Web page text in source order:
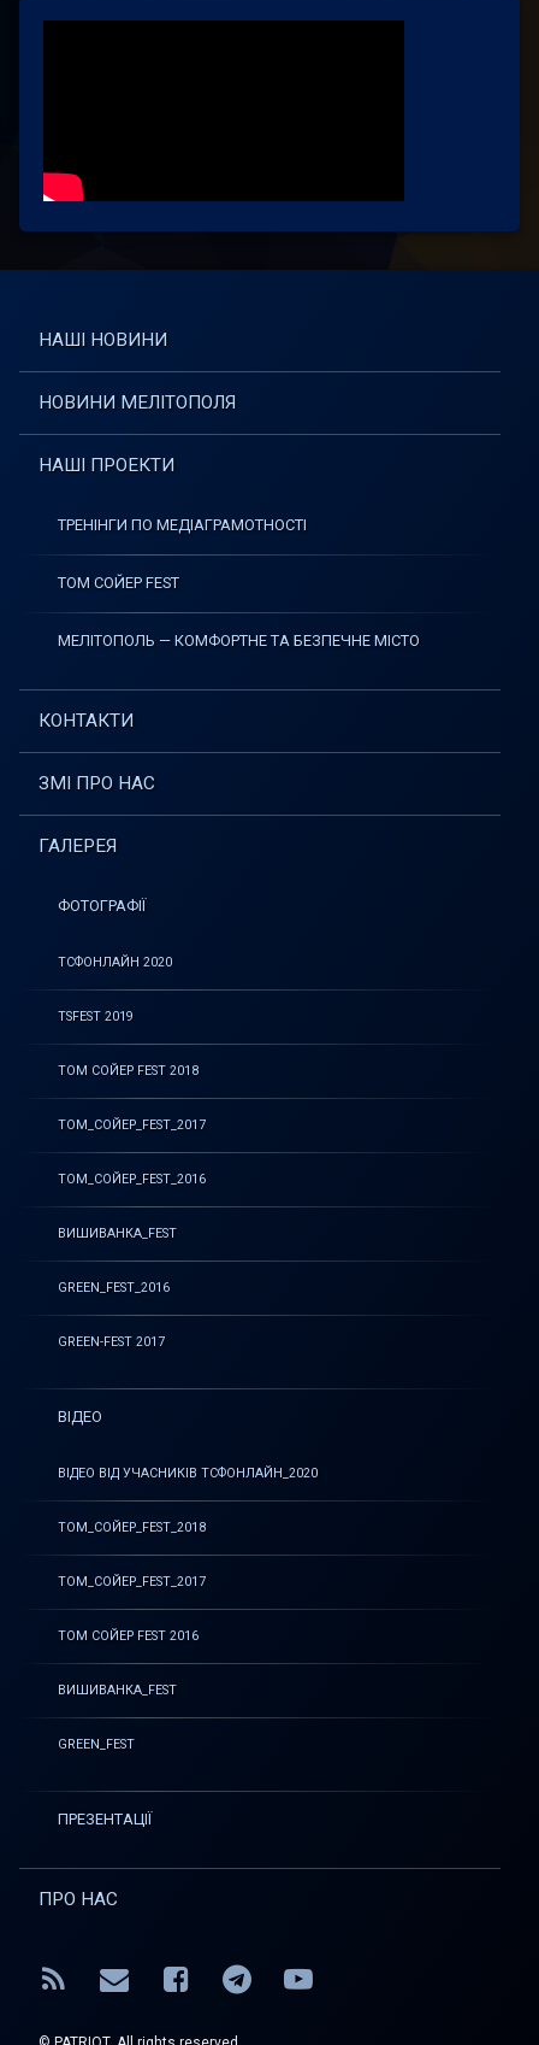
НАШІ НОВИНИ
НОВИНИ МЕЛІТОПОЛЯ
НАШІ ПРОЕКТИ
ТРЕНІНГИ ПО МЕДІАГРАМОТНОСТІ
ТОМ СОЙЕР FEST
МЕЛІТОПОЛЬ — КОМФОРТНЕ ТА БЕЗПЕЧНЕ МІСТО
КОНТАКТИ
ЗМІ ПРО НАС
ГАЛЕРЕЯ
ФОТОГРАФІЇ
ТСФОНЛАЙН 2020
TSFEST 2019
ТОМ СОЙЕР FEST 2018
ТОМ_СОЙЕР_FEST_2017
ТОМ_СОЙЕР_FEST_2016
ВИШИВАНКА_FEST
GREEN_FEST_2016
GREEN-FEST 2017
ВІДЕО
ВІДЕО ВІД УЧАСНИКІВ ТСФОНЛАЙН_2020
ТОМ_СОЙЕР_FEST_2018
ТОМ_СОЙЕР_FEST_2017
ТОМ СОЙЕР FEST 2016
ВИШИВАНКА_FEST
GREEN_FEST
ПРЕЗЕНТАЦІЇ
ПРО НАС
RSS E-mailFacebook
TelegramYouTube